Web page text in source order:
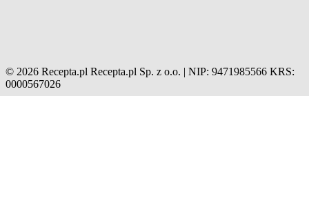
© 2026 Recepta.pl Recepta.pl Sp. z o.o. | NIP: 9471985566 KRS:
0000567026